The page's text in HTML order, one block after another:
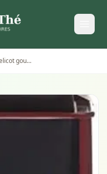
Coquelicot gourmand 80 g - thé Dammann Frères